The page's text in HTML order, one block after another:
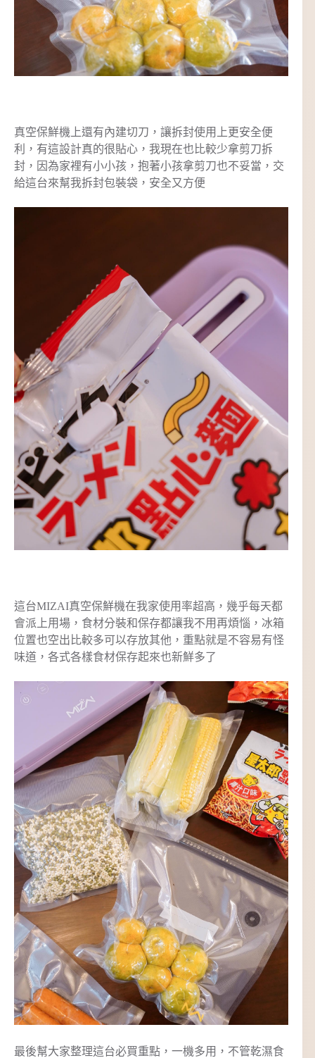
真空保鮮機上還有內建切刀，讓拆封使用上更安全便
利，有這設計真的很貼心，我現在也比較少拿剪刀拆
封，因為家裡有小小孩，抱著小孩拿剪刀也不妥當，交
給這台來幫我拆封包裝袋，安全又方便
這台MIZAI真空保鮮機在我家使用率超高，幾乎每天都
會派上用場，食材分裝和保存都讓我不用再煩惱，冰箱
位置也空出比較多可以存放其他，重點就是不容易有怪
味道，各式各樣食材保存起來也新鮮多了
最後幫大家整理這台必買重點，一機多用，不管乾濕食